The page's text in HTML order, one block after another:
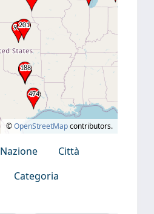
©OpenStreetMapcontributors.
Nazione
Città
Categoria